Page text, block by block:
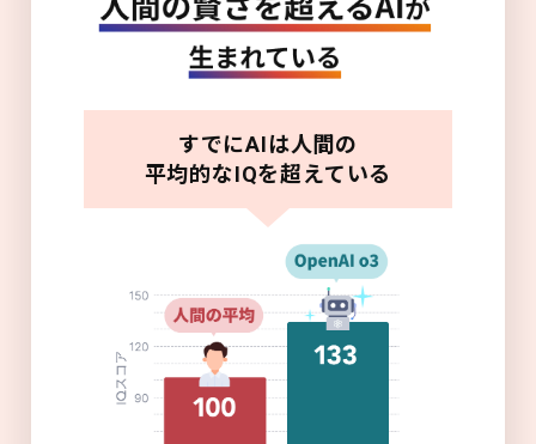
すでにAIは人間の
平均的なIQを超えている